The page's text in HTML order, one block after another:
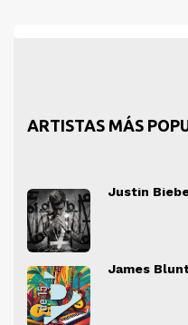
ARTISTAS MÁS
Justin
James